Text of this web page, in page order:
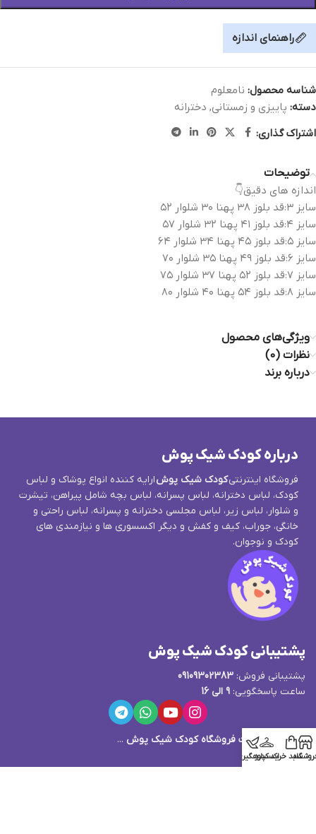
راهنمای اندازه
شناسه محصول: نامعلوم
دسته: پاییزی و زمستانی, دخترانه
اشتراک گذاری:
توضیحات
اندازه های دقیق👇
سایز ۳:قد بلوز ۳۸ پهنا ۳۰ شلوار ۵۲
سایز ۴:قد بلوز ۴۱ پهنا ۳۲ شلوار ۵۷
سایز ۵:قد بلوز ۴۵ پهنا ۳۴ شلوار ۶۴
سایز ۶:قد بلوز ۴۹ پهنا ۳۵ شلوار ۷۰
سایز ۷:قد بلوز ۵۲ پهنا ۳۷ شلوار ۷۵
سایز ۸:قد بلوز ۵۴ پهنا ۴۰ شلوار ۸۰
ویژگی‌های محصول
نظرات (0)
درباره برند
درباره کودک شیک پوش
فروشگاه اینترنتیکودک شیک پوشارایه کننده انواع پوشاک و لباس
کودک، لباس دخترانه، لباس پسرانه، لباس بچه شامل پیراهن، تیشرت
و شلوار، لباس زیر، لباس مجلسی دخترانه و پسرانه، لباس راحتی و
خانگی، جوراب، کیف و کفش و دیگر اکسسوری ها و نیازمندی های
کودک و نوجوان.
پشتیبانی کودک شیک پوش
پشتیبانی فروش: 09109302383
ساعت پاسخگویی: 9 الی 16
قوانین و مقررات فروشگاه کودک شیک پوش ...
سبد خریداکسپلور
کدرهگیری